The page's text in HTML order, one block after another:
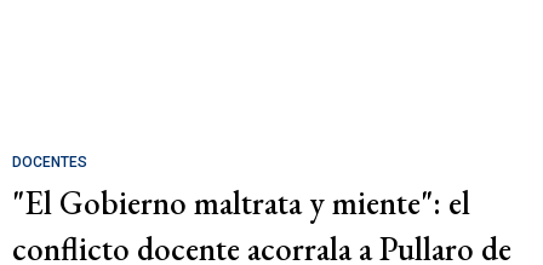
DOCENTES
"El Gobierno maltrata y miente": el
conflicto docente acorrala a Pullaro de